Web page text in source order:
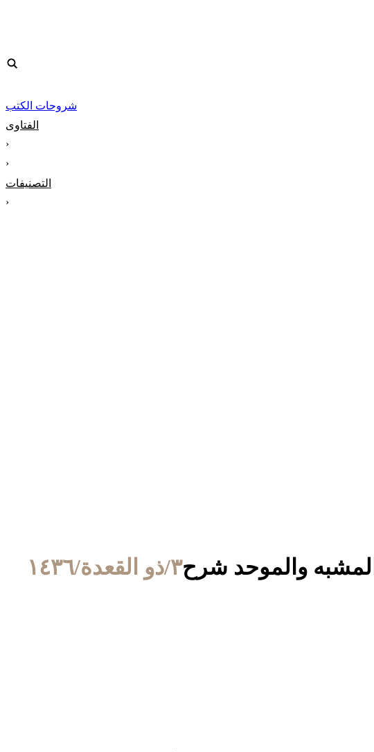
شروحات الكتب
الفتاوى
‹
‹
التصنيفات
‹
٣/ذو القعدة/١٤٣٦